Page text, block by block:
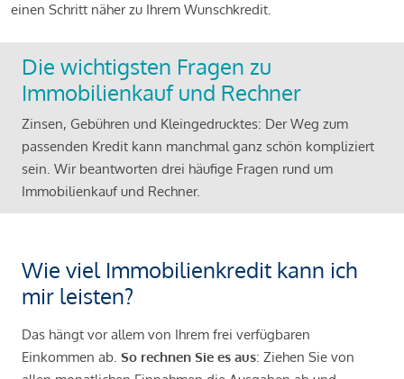
einen Schritt näher zu Ihrem Wunschkredit.
Die wichtigsten Fragen zu
Immobilienkauf und Rechner
Zinsen, Gebühren und Kleingedrucktes: Der Weg zum
passenden Kredit kann manchmal ganz schön kompliziert
sein. Wir beantworten drei häufige Fragen rund um
Immobilienkauf und Rechner.
Wie viel Immobilienkredit kann ich
mir leisten?
Das hängt vor allem von Ihrem frei verfügbaren
Einkommen ab. So rechnen Sie es aus: Ziehen Sie von